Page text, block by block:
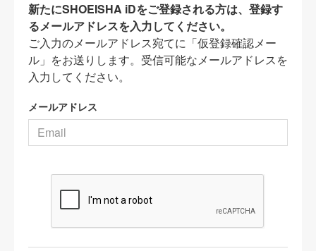
新たにSHOEISHA iDをご登録される方は、登録す
るメールアドレスを入力してください。
ご入力のメールアドレス宛てに「仮登録確認メー
ル」をお送りします。受信可能なメールアドレスを
入力してください。
メールアドレス